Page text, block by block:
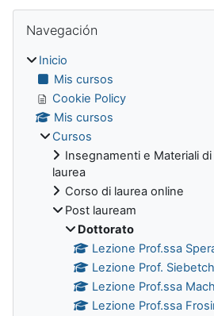
Bloques
Navegación
Inicio
Mis cursos
Cookie Policy
Mis cursos
Cursos
Insegnamenti e Materiali
laurea
Corso di laurea online
Post lauream
Dottorato
Lezione Prof.ssa
Lezione Prof.
Lezione Prof.ssa
Lezione Prof.ssa